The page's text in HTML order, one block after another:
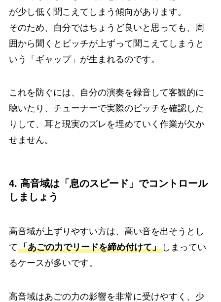
が少し低く聞こえてしまう傾向があります。
そのため、自分ではちょうど良いと思っても、周
囲から聞くとピッチが上ずって聞こえてしまうと
いう「ギャップ」が生まれるのです。
これを防ぐには、自分の演奏を録音して客観的に
聴いたり、チューナーで実際のピッチを確認した
りして、耳と現実のズレを埋めていく作業が欠か
せません。
4. 高音域は「息のスピード」でコントロール
しましょう
高音域が上ずりやすい方は、高い音を出そうとし
て「あごの力でリードを締め付けて」しまってい
るケースが多いです。
高音域はあごの力の影響を非常に受けやすく、少